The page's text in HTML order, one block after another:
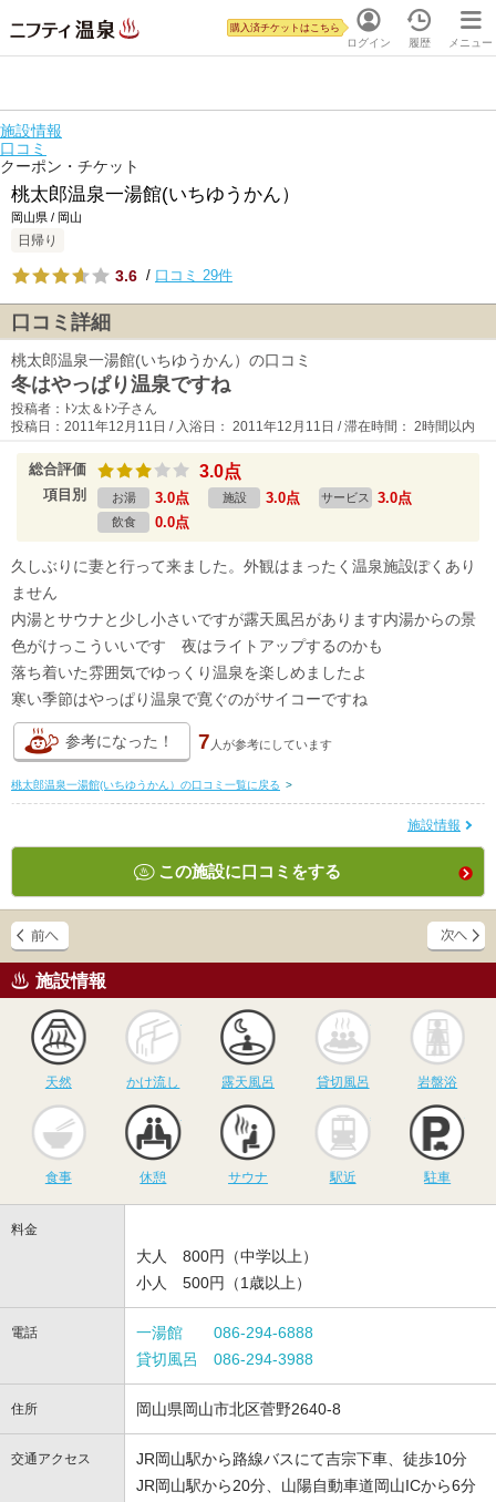
ログイン
購入済チケットはこちら
履歴 メニュー
施設情報
口コミ
クーポン・チケット
桃太郎温泉一湯館(いちゆうかん）
岡山県 / 岡山
日帰り
3.6 / 口コミ 29件
口コミ詳細
桃太郎温泉一湯館(いちゆうかん）の口コミ
冬はやっぱり温泉ですね
投稿者：ﾄﾝ太＆ﾄﾝ子さん
投稿日：2011年12月11日 / 入浴日： 2011年12月11日 / 滞在時間： 2時間以内
総合評価 3.0点
項目別 お湯 3.0点 施設 3.0点 サービス 3.0点
飲食 0.0点
久しぶりに妻と行って来ました。外観はまったく温泉施設ぽくあり
ません
内湯とサウナと少し小さいですが露天風呂があります内湯からの景
色がけっこういいです 夜はライトアップするのかも
落ち着いた雰囲気でゆっくり温泉を楽しめましたよ
寒い季節はやっぱり温泉で寛ぐのがサイコーですね
参考になった！ 7 人が参考にしています
桃太郎温泉一湯館(いちゆうかん）の口コミ一覧に戻る >
施設情報
この施設に口コミをする
施設情報
天然
かけ流し
かけ流し
露天風呂
露天風呂
貸切風呂
貸切風呂 岩盤浴
食事 休憩
サウナ
サウナ 駅近 駐車
料金
大人 800円（中学以上）
小人 500円（1歳以上）
電話
一湯館 086-294-6888
貸切風呂 086-294-3988
住所 岡山県岡山市北区菅野2640-8
交通アクセス
JR岡山駅から路線バスにて吉宗下車、徒歩10分
JR岡山駅から20分、山陽自動車道岡山ICから6分